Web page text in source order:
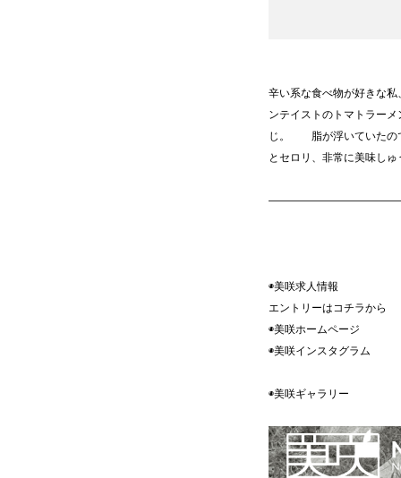
辛い系な食べ物が好きな
ンテイストのトマトラー
じ。 脂が浮いていたので
とセロリ、非常に美味し
◉美咲求人情報
エントリーはコチラ
◉美咲ホームペ
◉美咲インスタグ
◉美咲ギャラ